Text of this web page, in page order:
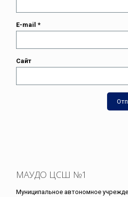
E-mail *
Сайт
МАУДО ЦСШ №1
Муниципальное автономное